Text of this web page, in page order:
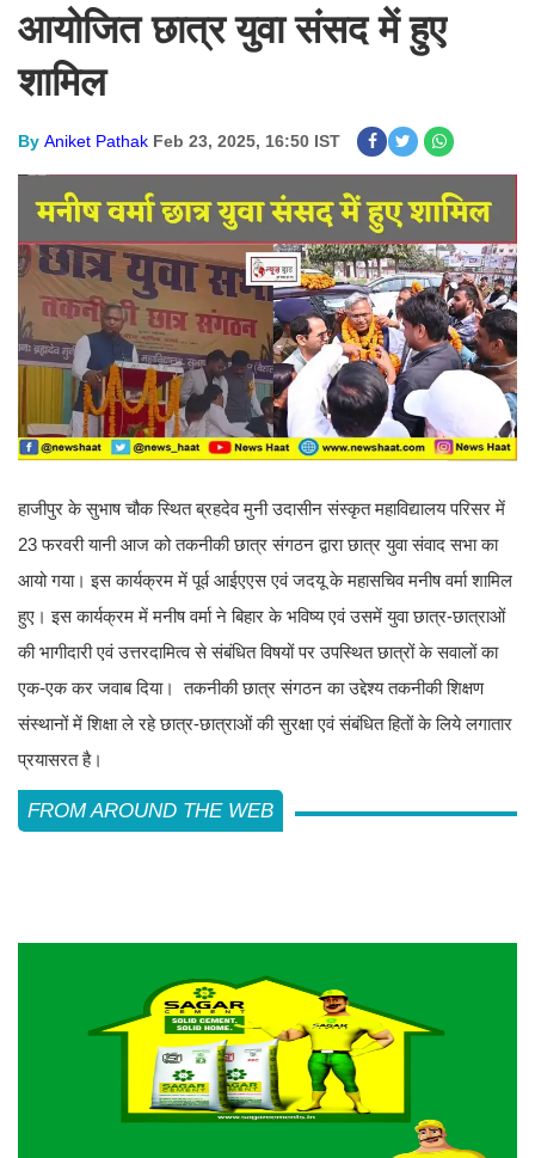
आयोजित छात्र युवा संसद में हुए
शामिल
By Aniket Pathak Feb 23, 2025, 16:50 IST
हाजीपुर के सुभाष चौक स्थित ब्रह‌देव मुनी उदासीन संस्कृत महाविद्यालय परिसर में
23 फरवरी यानी आज को तकनीकी छात्र संगठन द्वारा छात्र युवा संवाद सभा का
आयो गया। इस कार्यक्रम में पूर्व आईएएस एवं जदयू के महासचिव मनीष वर्मा शामिल
हुए। इस कार्यक्रम में मनीष वर्मा ने बिहार के भविष्य एवं उसमें युवा छात्र-छात्राओं
की भागीदारी एवं उत्तरदामित्व से संबंधित विषयों पर उपस्थित छात्रों के सवालों का
एक-एक कर जवाब दिया। तकनीकी छात्र संगठन का उद्देश्य तकनीकी शिक्षण
संस्थानों में शिक्षा ले रहे छात्र-छात्राओं की सुरक्षा एवं संबंधित हितों के लिये लगातार
प्रयासरत है।
FROM AROUND THE WEB